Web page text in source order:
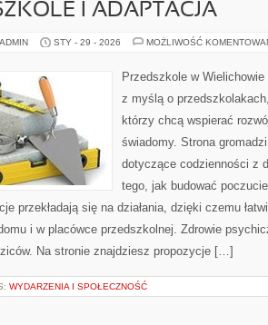
I ADAPTACJA
STY - 29 - 2026 MOŻLIWOŚĆ
Przedszkole w
z myślą o
którzy chcą wspierać
świadomy. Strona
dotyczące codzienności z
tego, jak budować
przekładają się na działania, dzięki czemu
i w placówce przedszkolnej. Zdrowie
Na stronie znajdziesz propozycje […]
WYDARZENIA I SPOŁECZNOŚĆ